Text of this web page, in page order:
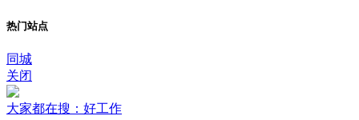
热门站点
同城
关闭
大家都在搜：好工作